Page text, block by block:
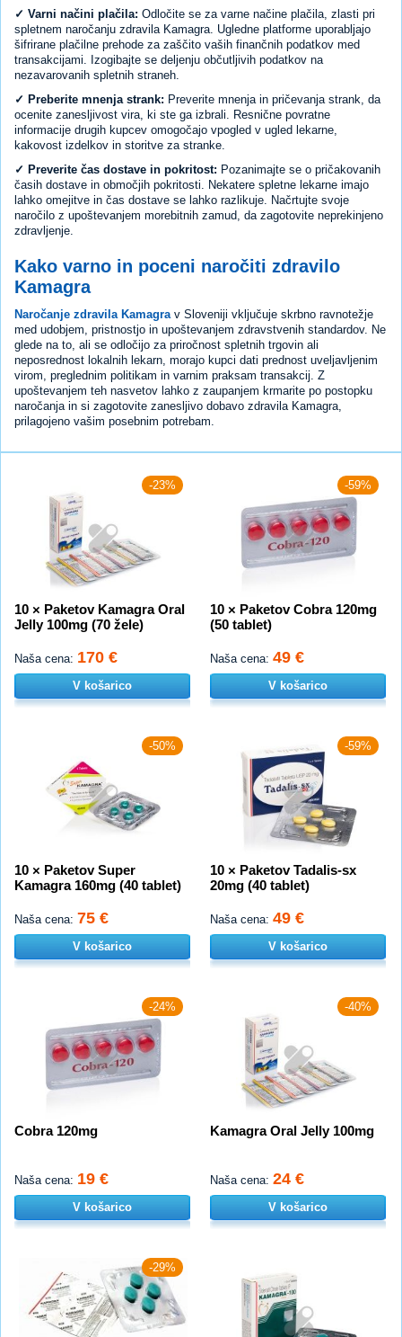
✓ Varni načini plačila: Odločite se za varne načine plačila, zlasti pri
spletnem naročanju zdravila Kamagra. Ugledne platforme uporabljajo
šifrirane plačilne prehode za zaščito vaših finančnih podatkov med
transakcijami. Izogibajte se deljenju občutljivih podatkov na
nezavarovanih spletnih straneh.
✓ Preberite mnenja strank: Preverite mnenja in pričevanja strank, da
ocenite zanesljivost vira, ki ste ga izbrali. Resnične povratne
informacije drugih kupcev omogočajo vpogled v ugled lekarne,
kakovost izdelkov in storitve za stranke.
✓ Preverite čas dostave in pokritost: Pozanimajte se o pričakovanih
časih dostave in območjih pokritosti. Nekatere spletne lekarne imajo
lahko omejitve in čas dostave se lahko razlikuje. Načrtujte svoje
naročilo z upoštevanjem morebitnih zamud, da zagotovite neprekinjeno
zdravljenje.
Kako varno in poceni naročiti zdravilo
Kamagra
Naročanje zdravila Kamagrav Sloveniji vključuje skrbno ravnotežje
med udobjem, pristnostjo in upoštevanjem zdravstvenih standardov. Ne
glede na to, ali se odločijo za priročnost spletnih trgovin ali
neposrednost lokalnih lekarn, morajo kupci dati prednost uveljavljenim
virom, preglednim politikam in varnim praksam transakcij. Z
upoštevanjem teh nasvetov lahko z zaupanjem krmarite po postopku
naročanja in si zagotovite zanesljivo dobavo zdravila Kamagra,
prilagojeno vašim posebnim potrebam.
-23%
10 × Paketov Kamagra Oral
Jelly 100mg (70 žele)
Naša cena: 170 €
V košarico
-59%
10 × Paketov Cobra 120mg
(50 tablet)
Naša cena: 49 €
V košarico
-50%
10 × Paketov Super
Kamagra 160mg (40 tablet)
Naša cena: 75 €
V košarico
-59%
10 × Paketov Tadalis-sx
20mg (40 tablet)
Naša cena: 49 €
V košarico
-24%
Cobra 120mg
Naša cena: 19 €
V košarico
-40%
Kamagra Oral Jelly 100mg
Naša cena: 24 €
V košarico
-29%